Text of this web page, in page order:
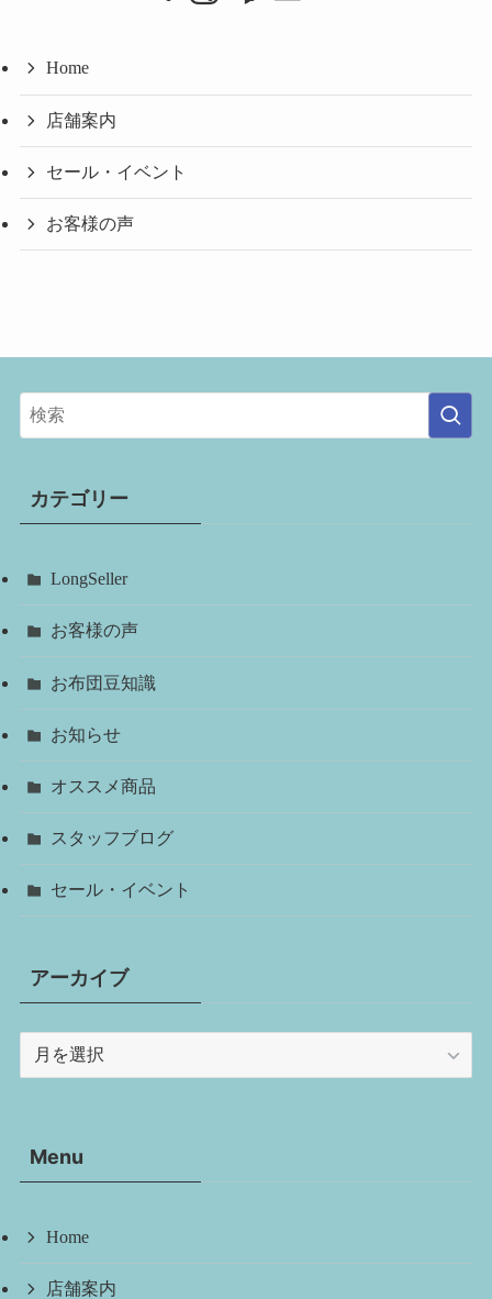
Home
店舗案内
セール・イベント
お客様の声
カテゴリー
LongSeller
お客様の声
お布団豆知識
お知らせ
オススメ商品
スタッフブログ
セール・イベント
アーカイブ
ー
ブMenu
Home
店舗案内